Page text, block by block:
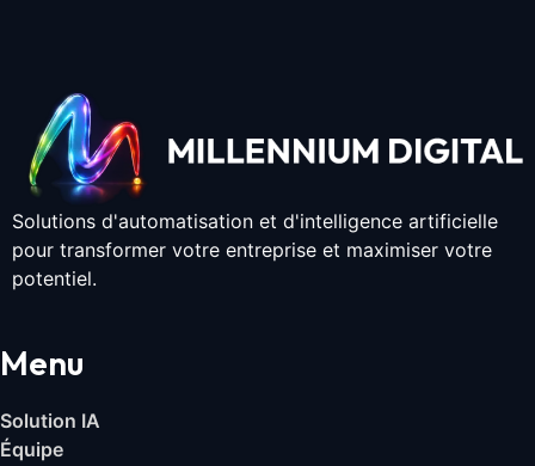
Solutions d'automatisation et d'intelligence artificielle
pour transformer votre entreprise et maximiser votre
potentiel.
Menu
Solution IA
Équipe